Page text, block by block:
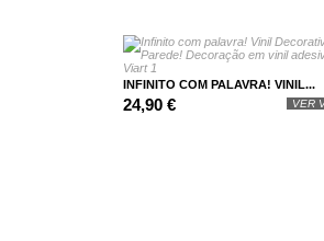
INFINITO COM PALAVRA! VINIL...
24,90 € VER